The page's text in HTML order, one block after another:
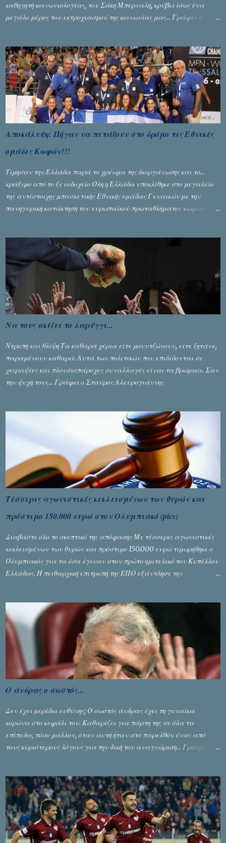
καθηγητή κοινωνιολογίας, του Σάκη Μπερναλή, κρύβει ίσως ένα
μεγάλο μέρος του εκτροχιασμού της κοινωνίας μας... Γράφει ο
Αποκάλυψη: Πήγαν να πετάξουν στο δρόμο τις Εθνικές
ομάδες Κωφών!!!
Τίμησαν την Ελλάδα παρά το χρέωμα της διοργάνωσης και το...
κράξιμο από το ξενοδοχείο Όλη η Ελλάδα υποκλίθηκε στο μεγαλείο
της αντίστοιχης μπασκετικής Εθνικής ομάδας Γυναικών με την
πανηγυρική κατάκτηση του ευρωπαϊκού πρωταθλήματος κωφών που
Ζέρβα με την πορεία τους που ολοκληρώθηκε με τη νίκη τους στον
τελικό επί της Λιθουανίας, υπάρχουν και τα δυσάρεστα. Τα πολύ
δυσάρεστα...
Να τους σκίζει το λαρύγγι...
Ντροπή και θλίψη Τα καθαρά χέρια είτε μουντζώνουν, είτε ζητάνε,
παραμένουν καθαρά. Αυτά των πολιτικών που επιδίδονται σε
χειραψίες και πλουσιοπάροχες συναλλαγές είναι τα βρώμικα. Σαν
την ψυχή τους... Γράφει ο Σταύρος Αλευρογιάννης
Τέσσερις αγωνιστικές κεκλεισμένων των θυρών και
πρόστιμο 150.000 ευρώ στον Ολυμπιακό (pics)
Διαβάστε όλο το σκεπτικό της απόφασης Με τέσσερις αγωνιστικές
κεκλεισμένων των θυρών και πρόστιμο 150.000 ευρώ τιμωρήθηκε ο
Ολυμπιακός για τα όσα έγιναν στον πρώτο ημιτελικό του Κυπέλλου
Ελλάδας. Η πειθαρχική επιτροπή της ΕΠΟ εξάντλησε την
αφαίρεσης βαθμών, όπως απαιτούσαν, αφού κάτι τέτοιο δεν ήταν
εφικτό, σύμφωνα με τα στοιχεία...
Ο άνδρας ο σωστός...
Δεν έχει μερίδιο ευθύνης; Ο σωστός άνδρας έχει τη γυναίκα
κορώνα στο κεφάλι του. Καθαρίζει για πάρτη της σε όλα τα
επίπεδα, πόσο μάλλον, όταν αυτή ήταν στο παρελθόν ένας από
τους κυριότερους λόγους για την δική του αναγνώριση... Γράφει ο